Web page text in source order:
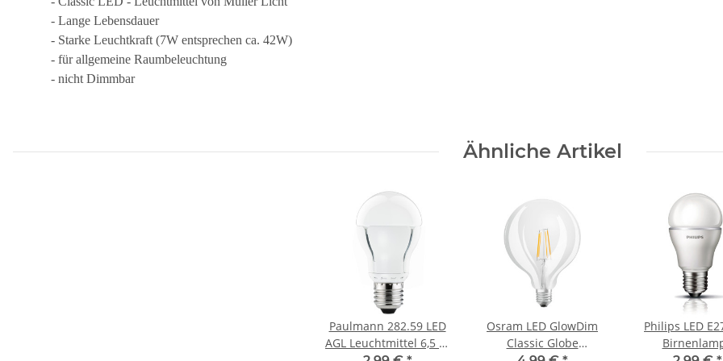
- Lange Lebensdauer
- Starke Leuchtkraft (7W entsprechen ca. 42W)
- für allgemeine Raumbeleuchtung
- nicht Dimmbar
Ähnliche Artikel
Paulmann 282.59 LED
AGL Leuchtmittel 6,5 W
Osram LED GlowDim
Classic Globe
Philips LED